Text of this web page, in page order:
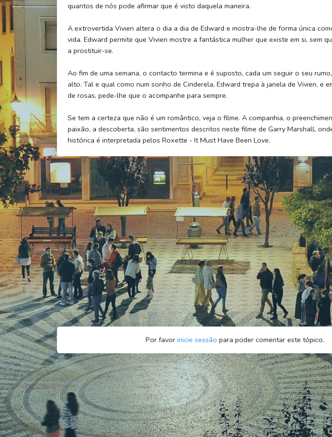
quantos de nós pode afirmar que é visto daquela maneira.
A extrovertida Vivien altera o dia a dia de Edward e mostra-lhe de forma única
vida. Edward permite que Vivien mostre a fantástica mulher que existe em si, sem
a prostituir-se.
Ao fim de uma semana, o contacto termina e é suposto, cada um seguir o seu
alto. Tal e qual como num sonho de Cinderela, Edward trepa à janela de Vivien, e
de rosas, pede-lhe que o acompanhe para sempre.
Se tem a certeza que não é um romântico, veja o filme. A companhia, o
paixão, a descoberta, são sentimentos descritos neste filme de Garry Marshall,
histórica é interpretada pelos Roxette - It Must Have Been Love.
Por favor inicie sessão para poder comentar este tópico.